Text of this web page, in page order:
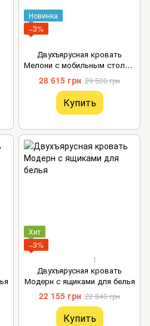
Новинка
−3%
Двухъярусная кровать
Мелони с мобильным столом
и кроватью
28 615 грн 29 500 грн
Купить
Хит
−3%
1
Двухъярусная кровать
Модерн с ящиками для белья
22 155 грн 22 840 грн
Купить